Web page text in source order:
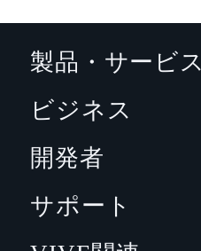
製品・サービス
ビジネス
開発者
サポート